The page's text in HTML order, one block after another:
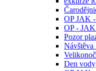
OP JAK
OP -
Pozor
Den vody